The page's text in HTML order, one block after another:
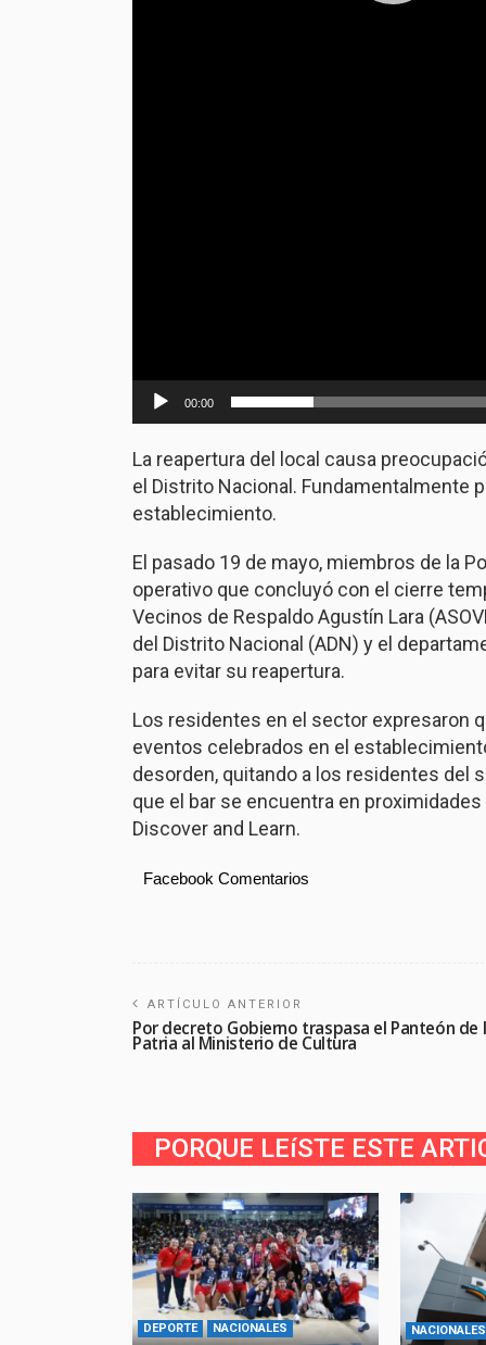
00:00
La reapertura del local causa
el Distrito Nacional. Fundamentalmente
establecimiento.
El pasado 19 de mayo, miembros de la
operativo que concluyó con el cierre
Vecinos de Respaldo Agustín Lara
del Distrito Nacional (ADN) y el
para evitar su reapertura.
Los residentes en el sector expresaron
eventos celebrados en el
desorden, quitando a los residentes del
que el bar se encuentra en
Discover and Learn.
Facebook Comentarios
ARTÍCULO ANTERIOR
Por decreto Gobierno traspasa el Panteón de
Patria al Ministerio de Cultura
PORQUE LEíSTE ESTE
DEPORTE NACIONALES NACIONALES